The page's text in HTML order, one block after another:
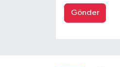
Gönder